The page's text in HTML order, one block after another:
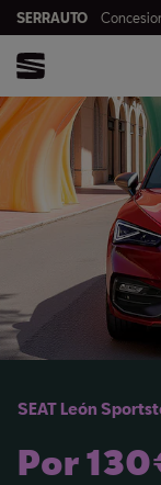
SERRAUTO
SEAT León
Por